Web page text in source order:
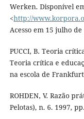
Werken. Disponível
<http://
Acesso em 15 julho de
PUCCI, B. Teoria
Teoria crítica e
na escola de
ROHDEN, V. Razão
Pelotas), n. 6. 1997,